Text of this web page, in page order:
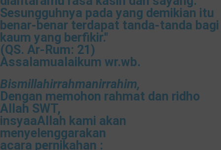
Sesungguhnya pada yang demikian itu
benar-benar terdapat tanda-tanda bagi
kaum yang berfikir."
(QS. Ar-Rum: 21)
Assalamualaikum wr.wb.
Bismillahirrahmanirrahim​,
Dengan memohon rahmat dan ridho
Allah SWT,
insyaaAllah kami akan
menyelenggarakan
acara pernikahan :